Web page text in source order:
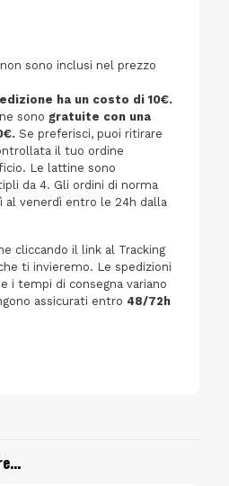
sono inclusi nel prezzo
ha un costo di 10€.
sono gratuite con una
Se preferisci, puoi ritirare
il tuo ordine
Le lattine sono
da 4. Gli ordini di norma
al venerdì entro le 24h dalla
cliccando il link al Tracking
ti invieremo. Le spedizioni
i tempi di consegna variano
assicurati entro 48/72h